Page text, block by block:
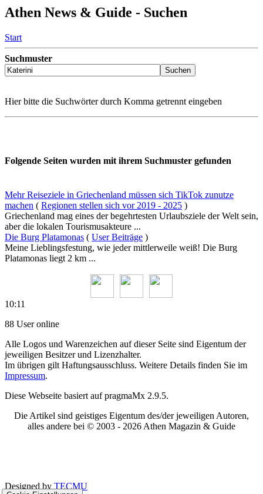
Athen News & Guide - Suchen
Start
Suchmuster
Hier bitte die Suchwörter durch Komma getrennt eingeben
Folgende Seiten wurden mit ihrem Suchmuster gefunden
Mehr Reiseziele in Griechenland müssen sich TikTok zunutze
machen ( Regionen stellen sich vor 2019 - 2025 )
Griechenland mag eines der begehrtesten Urlaubsziele der Welt sein,
aber die lokalen Tourismusakteure ...
Die Burg Platamonas ( User Beiträge )
Meine Lieblingsfestung, wie jeder mittlerweile weiß! Die Burg
Platamonas liegt 2 km ...
10:11
88 User online
Alle Logos und Warenzeichen auf dieser Seite sind Eigentum der
jeweiligen Besitzer und Lizenzhalter.
Im übrigen gilt Haftungsausschluss. Weitere Details finden Sie im
Impressum.
Diese Webseite basiert auf pragmaMx 2.9.5.
Die Artikel sind geistiges Eigentum des/der jeweiligen Autoren,
alles andere bei © 2003 - 2026 Athen Magazin & Guide
Designed by TECMU